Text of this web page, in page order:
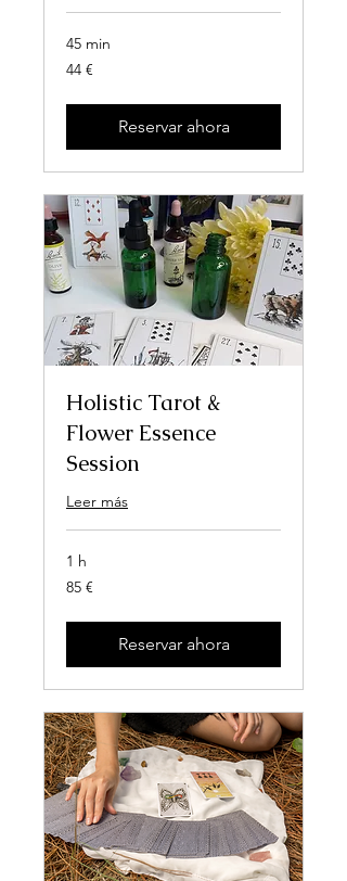
45 min
44
euros
44 €
Reservar ahora
Holistic Tarot &
Flower Essence
Session
Leer más
1 h
85
euros
85 €
Reservar ahora